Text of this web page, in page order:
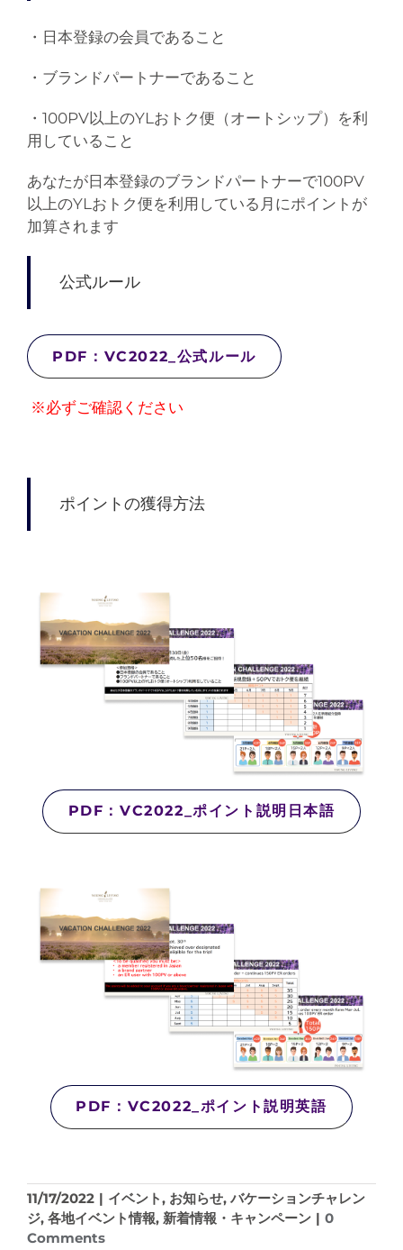
・日本登録の会員であること
・ブランドパートナーであること
・100PV以上のYLおトク便（オートシップ）を利
用していること
あなたが日本登録のブランドパートナーで100PV
以上のYLおトク便を利用している月にポイントが
加算されます
公式ルール
PDF：VC2022_公式ルール
※必ずご確認ください
ポイントの獲得方法
PDF：VC2022_ポイント説明日本語
PDF：VC2022_ポイント説明英語
11/17/2022 | イベント, お知らせ, バケーションチャレン
ジ, 各地イベント情報, 新着情報・キャンペーン | 0
Comments